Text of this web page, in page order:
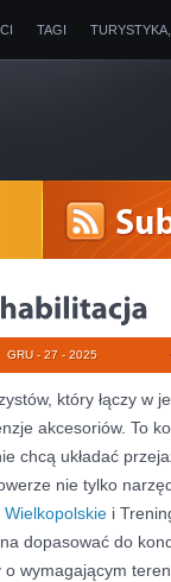
TAGI
GRU - 27 - 2025
który łączy w
akcesoriów. To
chcą układać
nie tylko
i
dopasować do
o wymagającym